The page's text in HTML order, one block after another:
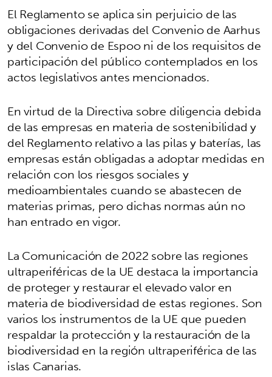
El Reglamento se aplica sin perjuicio de las
obligaciones derivadas del Convenio de Aarhus
y del Convenio de Espoo ni de los requisitos de
participación del público contemplados en los
actos legislativos antes mencionados.
En virtud de la Directiva sobre diligencia debida
de las empresas en materia de sostenibilidad y
del Reglamento relativo a las pilas y baterías, las
empresas están obligadas a adoptar medidas en
relación con los riesgos sociales y
medioambientales cuando se abastecen de
materias primas, pero dichas normas aún no
han entrado en vigor.
La Comunicación de 2022 sobre las regiones
ultraperiféricas de la UE destaca la importancia
de proteger y restaurar el elevado valor en
materia de biodiversidad de estas regiones. Son
varios los instrumentos de la UE que pueden
respaldar la protección y la restauración de la
biodiversidad en la región ultraperiférica de las
islas Canarias.